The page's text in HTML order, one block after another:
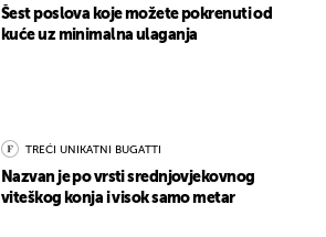
Šest poslova koje možete pokrenuti od
kuće uz minimalna ulaganja
TREĆI UNIKATNI BUGATTI
Nazvan je po vrsti srednjovjekovnog
viteškog konja i visok samo metar